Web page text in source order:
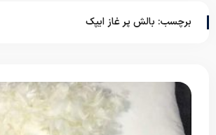
برچسب: بالش پر غاز ایپک